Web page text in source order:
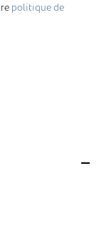
politique de